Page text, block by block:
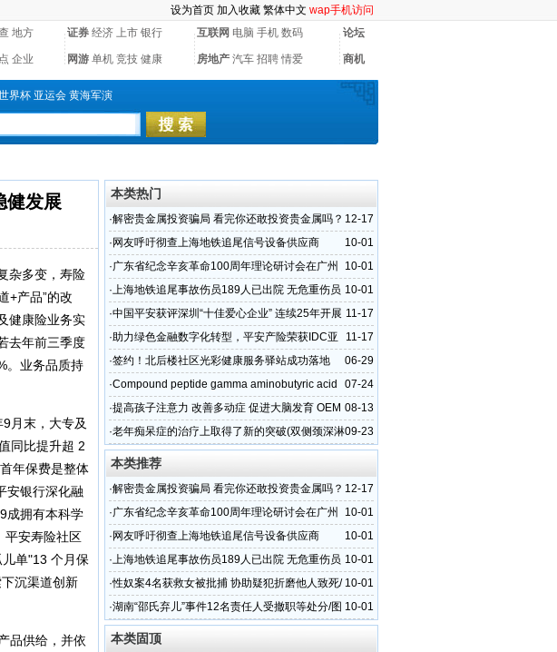
设为首页 加入收藏 繁体中文 wap手机访问
地方 证券 经济 上市 银行 互联网 电脑 手机 数码 论坛
企业 网游 单机 竞技 健康 房地产 汽车 招聘 情爱 商机
界杯 亚运会 黄海军演
健发展
杂多变，寿险
+产品”的改
健康险业务实
去年前三季度
。业务品质持
月末，大专及
同比提升超 2
年保费是整体
安银行深化融
成拥有本科学
平安寿险社区
单"13 个月保
沉渠道创新
品供给，并依
本类热门
12-17
·解密贵金属投资骗局 看完你还敢投资贵金属吗？
10-01
· 网友呼吁彻查上海地铁追尾信号设备供应商
10-01
·广东省纪念辛亥革命100周年理论研讨会在广州
召开
10-01
·上海地铁追尾事故伤员189人已出院 无危重伤员
11-17
·中国平安获评深圳“十佳爱心企业” 连续25年开展
无偿献血公益活动
11-17
·助力绿色金融数字化转型，平安产险荣获IDC亚
太区可持续发展特别奖
06-29
·签约！北后楼社区光彩健康服务驿站成功落地
07-24
·Compound peptide gamma aminobutyric acid
ointment
08-13
·提高孩子注意力 改善多动症 促进大脑发育 OEM
贴牌代工
09-23
·老年痴呆症的治疗上取得了新的突破(双侧颈深淋
巴-静脉吻合术)
本类推荐
12-17
·解密贵金属投资骗局 看完你还敢投资贵金属吗？
10-01
·广东省纪念辛亥革命100周年理论研讨会在广州
召开
10-01
· 网友呼吁彻查上海地铁追尾信号设备供应商
10-01
·上海地铁追尾事故伤员189人已出院 无危重伤员
10-01
·性奴案4名获救女被批捕 协助疑犯折磨他人致死/
图
10-01
·湖南“邵氏弃儿”事件12名责任人受撤职等处分/图
本类固顶